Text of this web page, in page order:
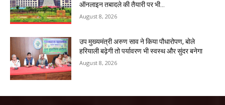
ऑनलाइन तबादले की तैयारी पर भी...
August 8, 2026
उप मुख्यमंत्री अरुण साव ने किया पौधारोपण, बोले
हरियाली बढ़ेगी तो पर्यावरण भी स्वस्थ और सुंदर बनेगा
August 8, 2026